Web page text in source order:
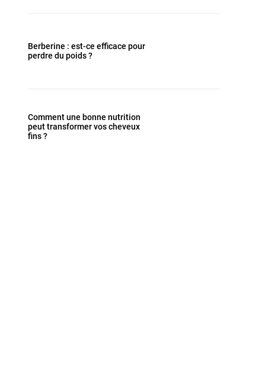
Berberine : est-ce efficace pour
perdre du poids ?
Comment une bonne nutrition
peut transformer vos cheveux
fins ?